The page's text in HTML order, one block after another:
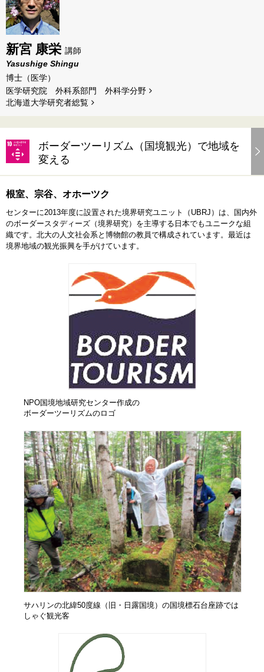
新宮 康栄 講師
Yasushige Shingu
博士（医学）
医学研究院 外科系部門 外科学分野
北海道⼤学研究者総覧
ボーダーツーリズム（国境観光）で地域を
変える
根室、宗谷、オホーツク
センターに2013年度に設置された境界研究ユニット（UBRJ）は、国内外
のボーダースタディーズ（境界研究）を主導する日本でもユニークな組
織です。北大の人文社会系と博物館の教員で構成されています。最近は
境界地域の観光振興を手がけています。
NPO国境地域研究センター作成の
ボーダーツーリズムのロゴ
サハリンの北緯50度線（旧・日露国境）の国境標石台座跡では
しゃぐ観光客